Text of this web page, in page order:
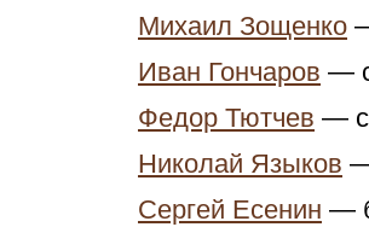
Михаил Зощенко
Иван Гончаров —
Федор Тютчев —
Николай Языков
Сергей Есенин —